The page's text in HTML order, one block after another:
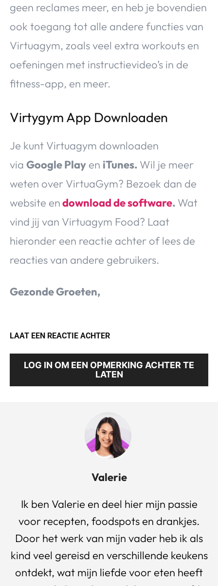
geen reclames meer, en heb je bovendien
ook toegang tot alle andere functies van
Virtuagym, zoals veel extra workouts en
oefeningen met instructievideo’s in de
fitness-app, en meer.
Virtygym App Downloaden
Je kunt Virtuagym downloaden
via Google Play en iTunes. Wil je meer
weten over VirtuaGym? Bezoek dan de
website endownload de software. Wat
vind jij van Virtuagym Food? Laat
hieronder een reactie achter of lees de
reacties van andere gebruikers.
Gezonde Groeten,
LAAT EEN REACTIE ACHTER
LOG IN OM EEN OPMERKING ACHTER TE
LATEN
Valerie
Ik ben Valerie en deel hier mijn passie
voor recepten, foodspots en drankjes.
Door het werk van mijn vader heb ik als
kind veel gereisd en verschillende keukens
ontdekt, wat mijn liefde voor eten heeft